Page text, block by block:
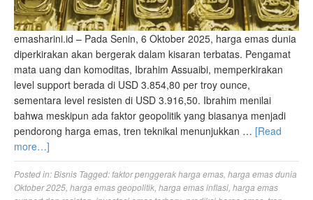
emasharini.id – Pada Senin, 6 Oktober 2025, harga emas dunia
diperkirakan akan bergerak dalam kisaran terbatas. Pengamat
mata uang dan komoditas, Ibrahim Assuaibi, memperkirakan
level support berada di USD 3.854,80 per troy ounce,
sementara level resisten di USD 3.916,50. Ibrahim menilai
bahwa meskipun ada faktor geopolitik yang biasanya menjadi
pendorong harga emas, tren teknikal menunjukkan … [Read
more…]
Posted in:Bisnis Tagged:faktor penggerak harga emas harga emas dunia
Oktober 2025 harga emas geopolitik harga emas inflasi harga emas